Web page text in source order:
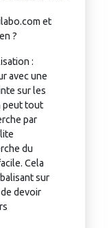
et
?
:
avec une
sur les
peut tout
par
du
Cela
sur
devoir